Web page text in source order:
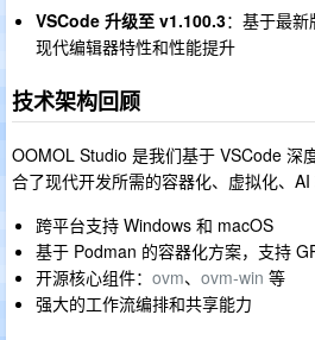
VSCode 升级至 v1.100.3：基于最
现代编辑器特性和性能提升
技术架构回顾
OOMOL Studio 是我们基于 VSCode 深
合了现代开发所需的容器化、虚拟化、AI
跨平台支持 Windows 和 macOS
基于 Podman 的容器化方案，支持
开源核心组件： ovm、 ovm-win 等
强大的工作流编排和共享能力